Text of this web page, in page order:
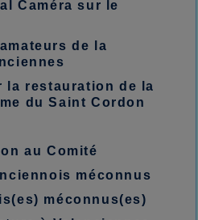
Caméra sur le
de la
la restauration de la
du Saint Cordon
au Comité
méconnus
méconnus(es)